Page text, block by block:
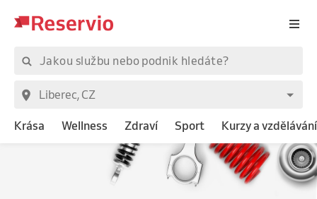
Krása Wellness Zdraví Sport Kurzy a vzdělávání